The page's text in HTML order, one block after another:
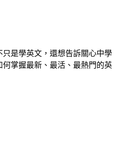
只是學英文，還想告訴關心中學
掌握最新、最活、最熱門的英